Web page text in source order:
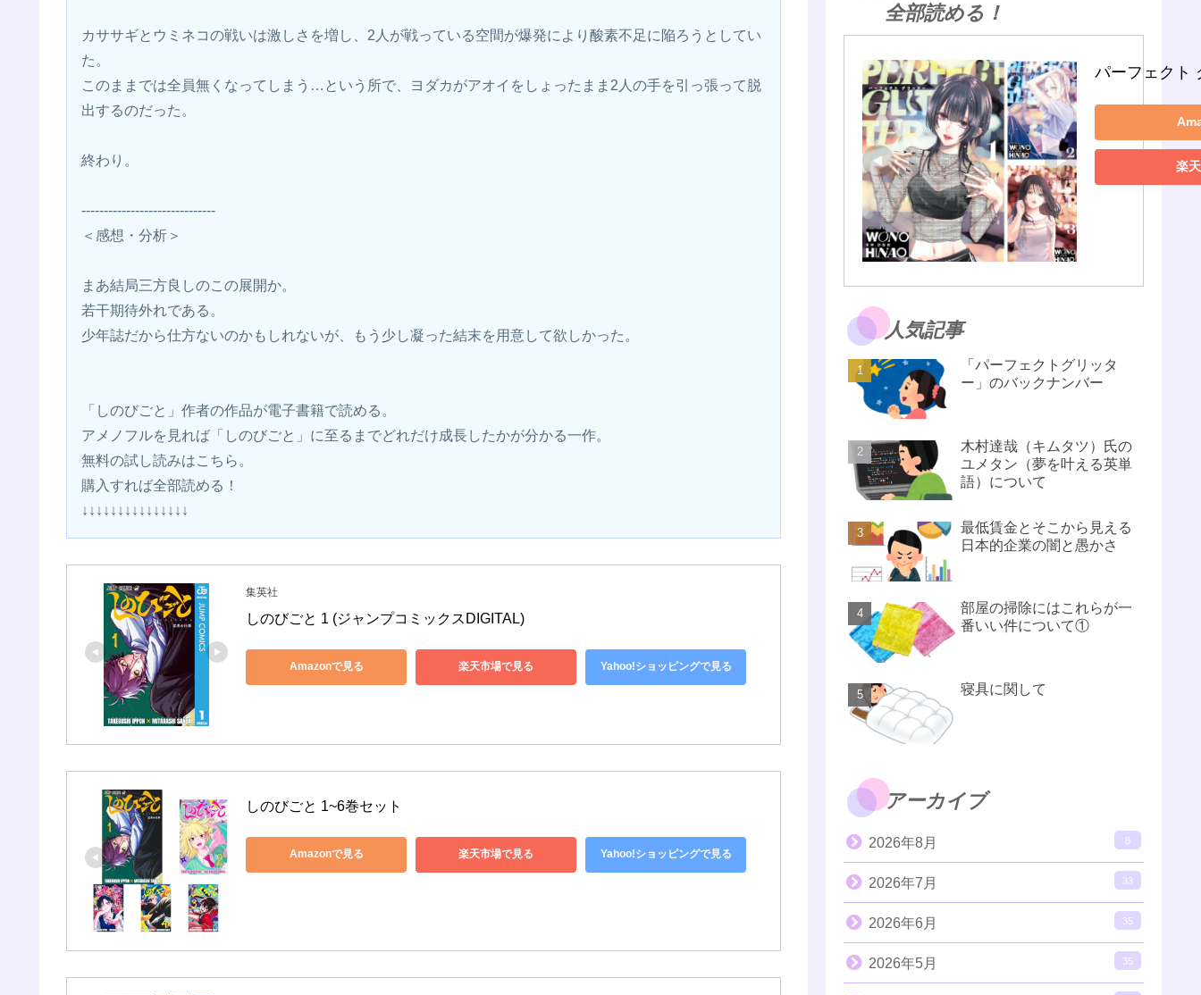
カササギとウミネコの戦いは激しさを増し、2人が戦っている空間が爆発により酸素不足に陥ろうとしてい
た。
このままでは全員無くなってしまう…という所で、ヨダカがアオイをしょったまま2人の手を引っ張って脱
出するのだった。
終わり。
------------------------------
＜感想・分析＞
まあ結局三方良しのこの展開か。
若干期待外れである。
少年誌だから仕方ないのかもしれないが、もう少し凝った結末を用意して欲しかった。
「しのびごと」作者の作品が電子書籍で読める。
アメノフルを見れば「しのびごと」に至るまでどれだけ成長したかが分かる一作。
無料の試し読みはこちら。
購入すれば全部読める！
↓↓↓↓↓↓↓↓↓↓↓↓↓↓↓
集英社
しのびごと 1 (ジャンプコミックスDIGITAL)
Amazonで見る 楽天市場で見る Yahoo!ショッピングで見る
しのびごと 1~6巻セット
Amazonで見る 楽天市場で見る Yahoo!ショッピングで見る
全部読める！
パーフェクト
楽
人気記事
「パーフェクトグリッタ
ー」のバックナンバー
木村達哉（キムタツ）氏の
ユメタン（夢を叶える英単
語）について
最低賃金とそこから見える
日本的企業の闇と愚かさ
部屋の掃除にはこれらが一
番いい件について①
寝具に関して
アーカイブ
2026年8月 8
2026年7月 33
2026年6月 35
2026年5月 35